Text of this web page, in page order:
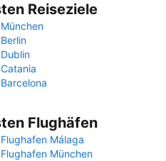
Reiseziele
München
Berlin
Dublin
Catania
Barcelona
Flughäfen
Flughafen Málaga
Flughafen München